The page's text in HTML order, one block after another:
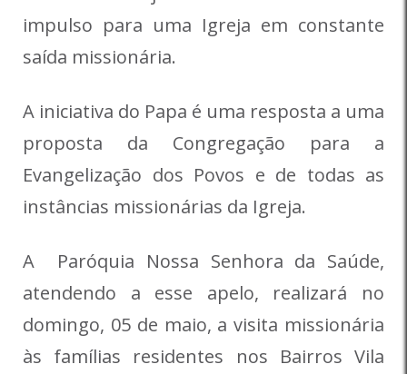
impulso para uma Igreja em constante
saída missionária.
A iniciativa do Papa é uma resposta a uma
proposta da Congregação para a
Evangelização dos Povos e de todas as
instâncias missionárias da Igreja.
A Paróquia Nossa Senhora da Saúde,
atendendo a esse apelo, realizará no
domingo, 05 de maio, a visita missionária
às famílias residentes nos Bairros Vila